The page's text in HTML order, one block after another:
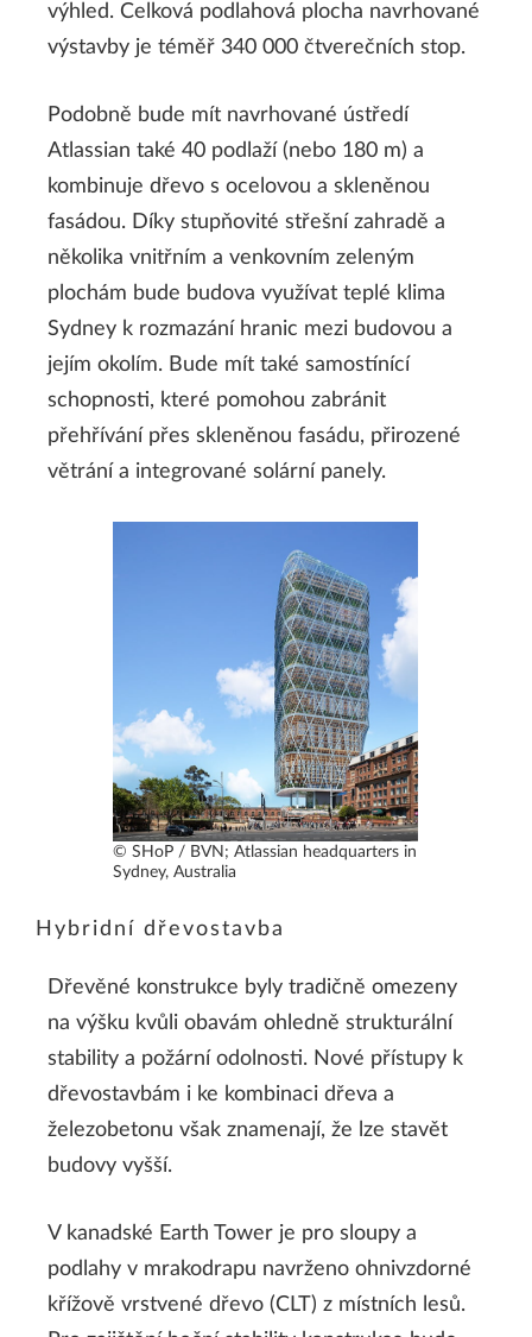
výhled. Celková podlahová plocha navrhované
výstavby je téměř 340 000 čtverečních stop.
Podobně bude mít navrhované ústředí
Atlassian také 40 podlaží (nebo 180 m) a
kombinuje dřevo s ocelovou a skleněnou
fasádou. Díky stupňovité střešní zahradě a
několika vnitřním a venkovním zeleným
plochám bude budova využívat teplé klima
Sydney k rozmazání hranic mezi budovou a
jejím okolím. Bude mít také samostínící
schopnosti, které pomohou zabránit
přehřívání přes skleněnou fasádu, přirozené
větrání a integrované solární panely.
© SHoP / BVN; Atlassian headquarters in
Sydney, Australia
Hybridní dřevostavba
Dřevěné konstrukce byly tradičně omezeny
na výšku kvůli obavám ohledně strukturální
stability a požární odolnosti. Nové přístupy k
dřevostavbám i ke kombinaci dřeva a
železobetonu však znamenají, že lze stavět
budovy vyšší.
V kanadské Earth Tower je pro sloupy a
podlahy v mrakodrapu navrženo ohnivzdorné
křížově vrstvené dřevo (CLT) z místních lesů.